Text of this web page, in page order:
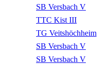
SB Versbach V
TTC Kist III
TG Veitshöchheim
SB Versbach V
SB Versbach V